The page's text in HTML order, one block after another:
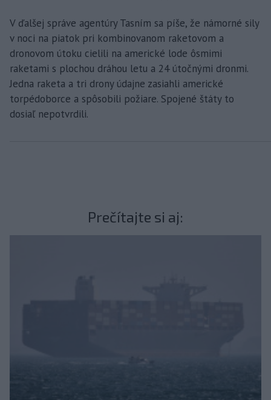
V ďalšej správe agentúry Tasním sa píše, že námorné sily
v noci na piatok pri kombinovanom raketovom a
dronovom útoku cielili na americké lode ôsmimi
raketami s plochou dráhou letu a 24 útočnými dronmi.
Jedna raketa a tri drony údajne zasiahli americké
torpédoborce a spôsobili požiare. Spojené štáty to
dosiaľ nepotvrdili.
Prečítajte si aj: